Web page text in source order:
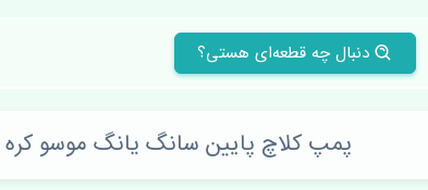
دنبال چه قطعه‌ای هستی؟
پمپ کلاچ پایین سانگ یانگ موسو کره